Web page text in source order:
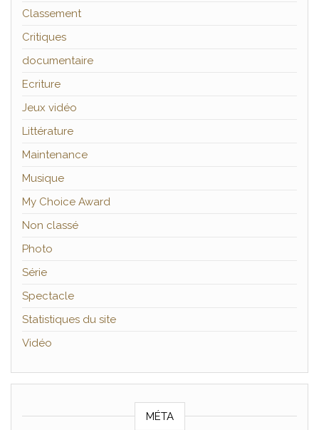
Classement
Critiques
documentaire
Ecriture
Jeux vidéo
Littérature
Maintenance
Musique
My Choice Award
Non classé
Photo
Série
Spectacle
Statistiques du site
Vidéo
MÉTA